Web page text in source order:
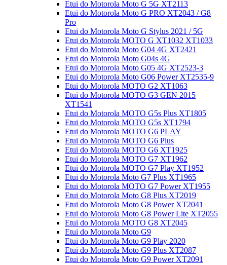
Etui do Motorola Moto G 5G XT2113
Etui do Motorola Moto G PRO XT2043 / G8
Pro
Etui do Motorola Moto G Stylus 2021 / 5G
Etui do Motorola MOTO G XT1032 XT1033
Etui do Motorola Moto G04 4G XT2421
Etui do Motorola Moto G04s 4G
Etui do Motorola Moto G05 4G XT2523-3
Etui do Motorola Moto G06 Power XT2535-9
Etui do Motorola MOTO G2 XT1063
Etui do Motorola MOTO G3 GEN 2015
XT1541
Etui do Motorola MOTO G5s Plus XT1805
Etui do Motorola MOTO G5s XT1794
Etui do Motorola MOTO G6 PLAY
Etui do Motorola MOTO G6 Plus
Etui do Motorola MOTO G6 XT1925
Etui do Motorola MOTO G7 XT1962
Etui do Motorola MOTO G7 Play XT1952
Etui do Motorola Moto G7 Plus XT1965
Etui do Motorola MOTO G7 Power XT1955
Etui do Motorola Moto G8 Plus XT2019
Etui do Motorola Moto G8 Power XT2041
Etui do Motorola Moto G8 Power Lite XT2055
Etui do Motorola MOTO G8 XT2045
Etui do Motorola Moto G9
Etui do Motorola Moto G9 Play 2020
Etui do Motorola Moto G9 Plus XT2087
Etui do Motorola Moto G9 Power XT2091